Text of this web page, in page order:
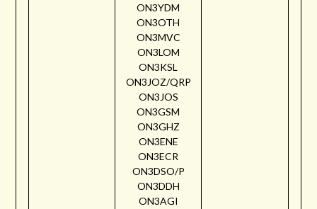
ON3YDM
ON3OTH
ON3MVC
ON3LOM
ON3KSL
ON3JOZ/QRP
ON3JOS
ON3GSM
ON3GHZ
ON3ENE
ON3ECR
ON3DSO/P
ON3DDH
ON3AGI